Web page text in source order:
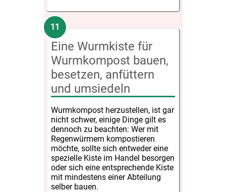
Eine Wurmkiste für
Wurmkompost bauen,
besetzen, anfüttern
und umsiedeln
Wurmkompost herzustellen, ist gar
nicht schwer, einige Dinge gilt es
dennoch zu beachten: Wer mit
Regenwürmern kompostieren
möchte, sollte sich entweder eine
spezielle Kiste im Handel besorgen
oder sich eine entsprechende Kiste
mit mindestens einer Abteilung
selber bauen.